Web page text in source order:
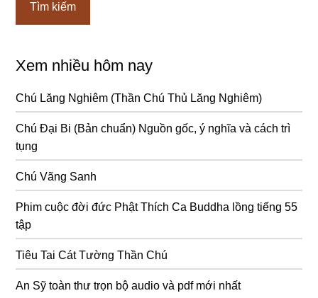
Xem nhiều hôm nay
Chú Lăng Nghiêm (Thần Chú Thủ Lăng Nghiêm)
Chú Đại Bi (Bản chuẩn) Nguồn gốc, ý nghĩa và cách trì
tụng
Chú Vãng Sanh
Phim cuộc đời đức Phật Thích Ca Buddha lồng tiếng 55
tập
Tiêu Tai Cát Tường Thần Chú
An Sỹ toàn thư trọn bộ audio và pdf mới nhất